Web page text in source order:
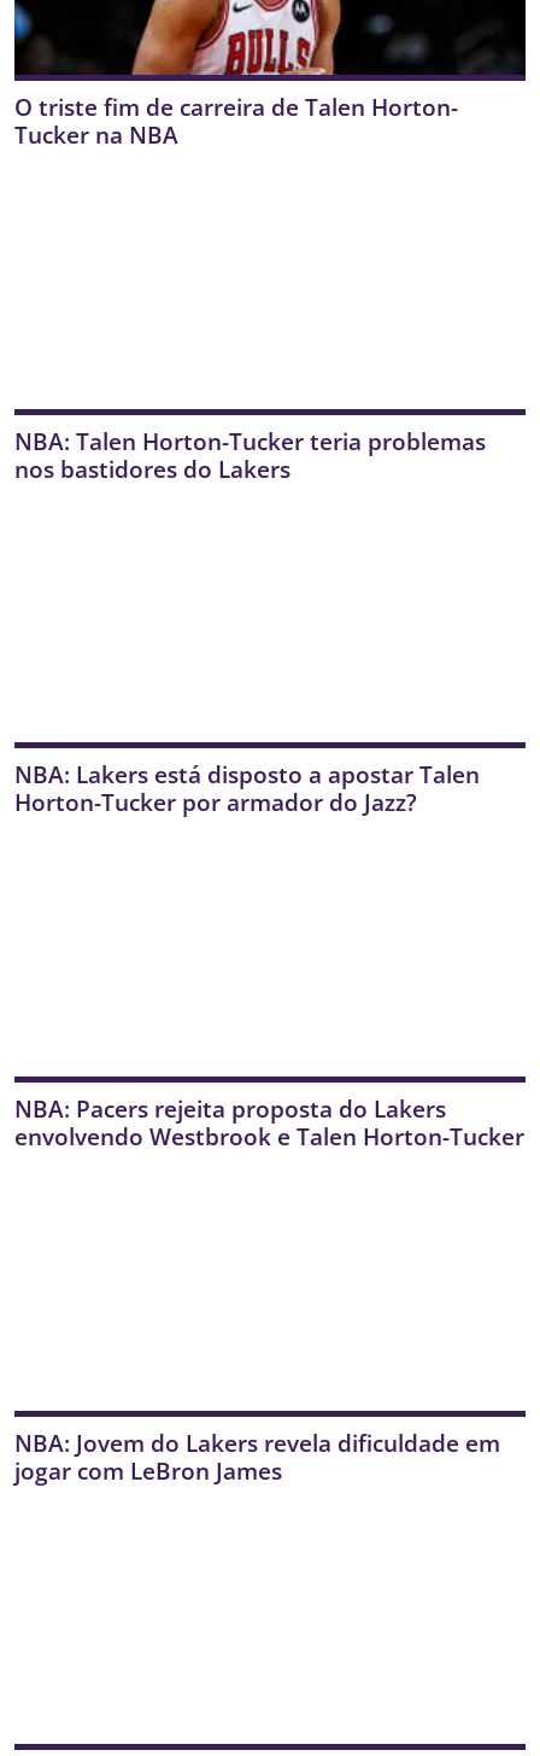
O triste fim de carreira de Talen Horton-
Tucker na NBA
NBA: Talen Horton-Tucker teria problemas
nos bastidores do Lakers
NBA: Lakers está disposto a apostar Talen
Horton-Tucker por armador do Jazz?
NBA: Pacers rejeita proposta do Lakers
envolvendo Westbrook e Talen Horton-Tucker
NBA: Jovem do Lakers revela dificuldade em
jogar com LeBron James